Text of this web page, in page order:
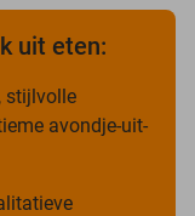
uit eten:
stijlvolle
avondje-uit-